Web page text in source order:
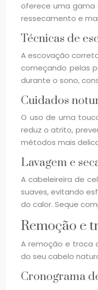
oferece uma gama
ressecamento e
Técnicas de
A escovação
começando pelas
durante o sono,
Cuidados
O uso de uma
reduz o atrito,
métodos mais
Lavagem e
A cabeleireira de
suaves, evitando
do calor. Seque
Remoção e
A remoção e troca
do seu cabelo
Cronograma